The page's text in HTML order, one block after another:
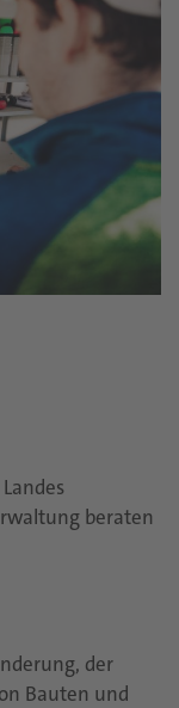
beraten
der
Bauten und